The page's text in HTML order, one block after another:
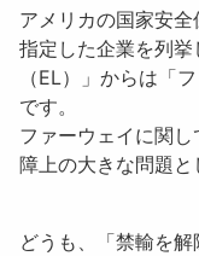
アメリカの国家安
指定した企業を列挙
（EL）
」からは「
です。
ファーウェイに関
障上の大きな問題と
どうも、「禁輸を解